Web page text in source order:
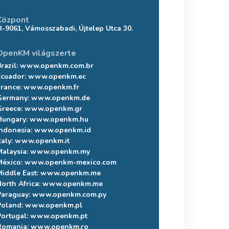
9061, Vámosszabadi, Újtelep Utca 30.
világszerte
www.openkm.com.br
www.openkm.ec
www.openkm.fr
www.openkm.de
www.openkm.gr
www.openkm.hu
www.openkm.id
www.openkm.it
www.openkm.my
www.openkm-mexico.com
East:www.openkm.me
Africa:www.openkm.me
www.openkm.com.py
www.openkm.pl
www.openkm.pt
www.openkm.ro